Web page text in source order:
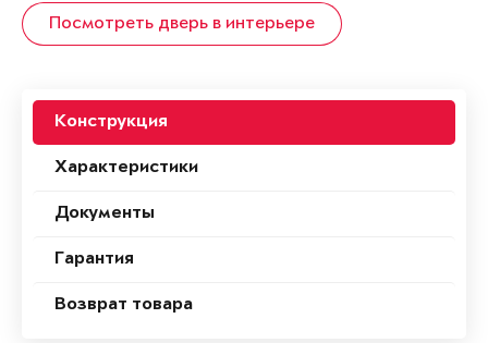
Посмотреть дверь в интерьере
Конструкция
Характеристики
Документы
Гарантия
Возврат товара